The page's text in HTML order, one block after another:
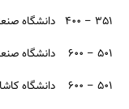
۳۵۱ – ۴۰۰ دانشگاه صنعتی نوشیروانی بابل
۵۰۱ – ۶۰۰ دانشگاه صنعتی امیرکبیر
۵۰۱ – ۶۰۰ دانشگاه کاشان